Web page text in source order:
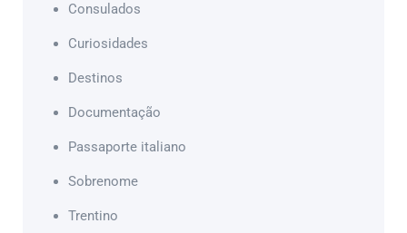
Consulados
Curiosidades
Destinos
Documentação
Passaporte italiano
Sobrenome
Trentino